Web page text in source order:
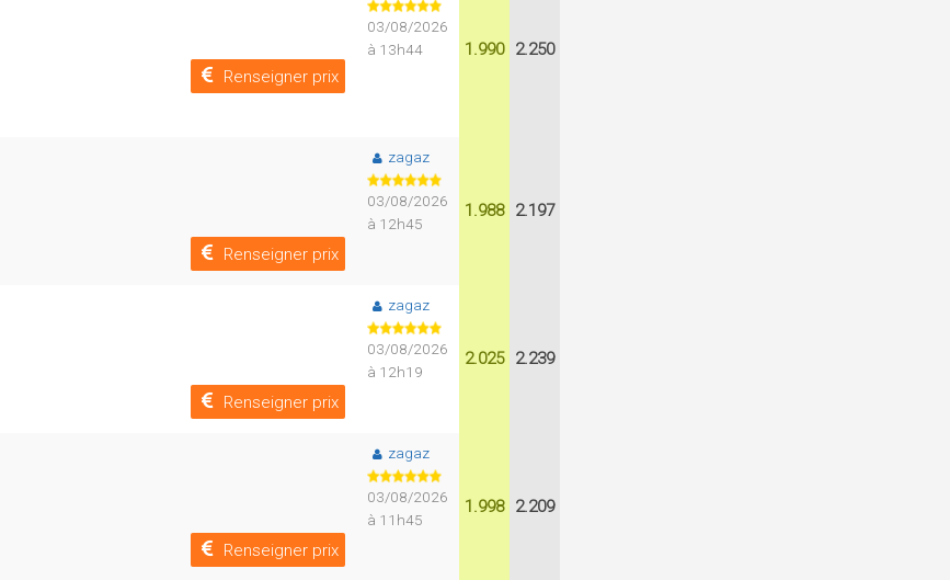
Renseigner prix
03/08/2026
à 13h44
1.990 2.250
Renseigner prix
zagaz
03/08/2026
à 12h45
1.988 2.197
Renseigner prix
zagaz
03/08/2026
à 12h19
2.025 2.239
Renseigner prix
zagaz
03/08/2026
à 11h45
1.998 2.209